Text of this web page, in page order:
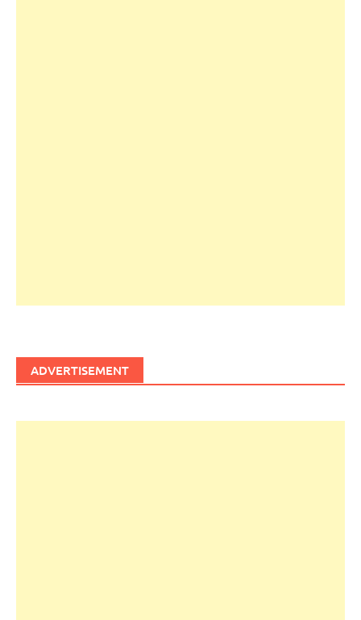
ADVERTISEMENT